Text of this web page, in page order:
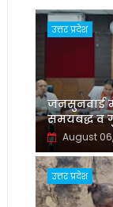
उत्तर प्रदेश
जनसुनवाई
समयबद्ध व
August
उत्तर प्रदेश